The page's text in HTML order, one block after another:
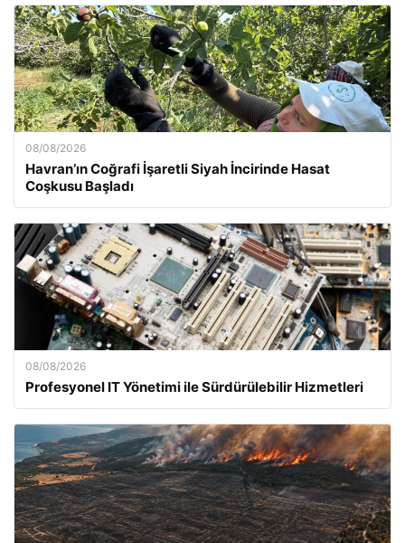
08/08/2026
Havran’ın Coğrafi İşaretli Siyah İncirinde Hasat
Coşkusu Başladı
08/08/2026
Profesyonel IT Yönetimi ile Sürdürülebilir Hizmetleri